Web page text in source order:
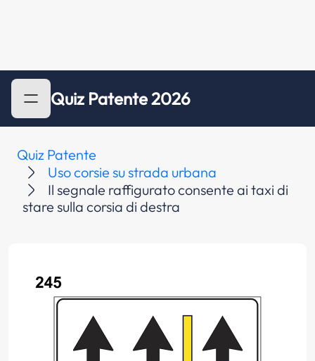
Quiz Patente 2026
Quiz Patente
Uso corsie su strada urbana
Il segnale raffigurato consente ai taxi di
stare sulla corsia di destra